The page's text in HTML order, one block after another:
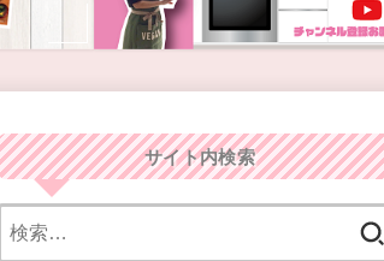
サイト内検索